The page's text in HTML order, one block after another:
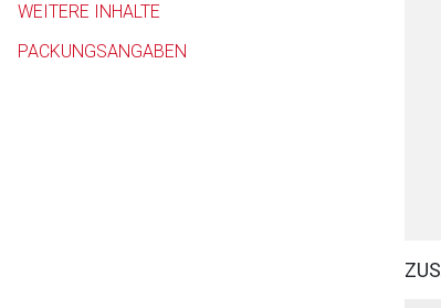
WEITERE INHALTE
PACKUNGSANGABEN